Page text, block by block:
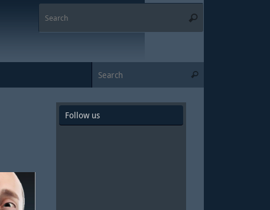
Search
Search
Follow us